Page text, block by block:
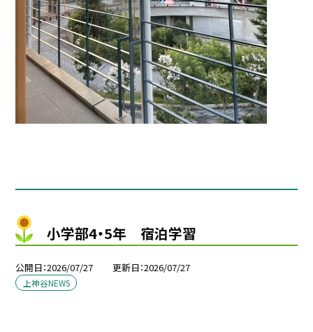
小学部4・5年 宿泊学習
公開日 2026/07/27 更新日 2026/07/27
上神谷NEWS